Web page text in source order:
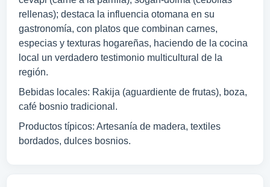
rellenas); destaca la influencia otomana en su
gastronomía, con platos que combinan carnes,
especias y texturas hogareñas, haciendo de la cocina
local un verdadero testimonio multicultural de la
región.
Bebidas locales: Rakija (aguardiente de frutas), boza,
café bosnio tradicional.
Productos típicos: Artesanía de madera, textiles
bordados, dulces bosnios.